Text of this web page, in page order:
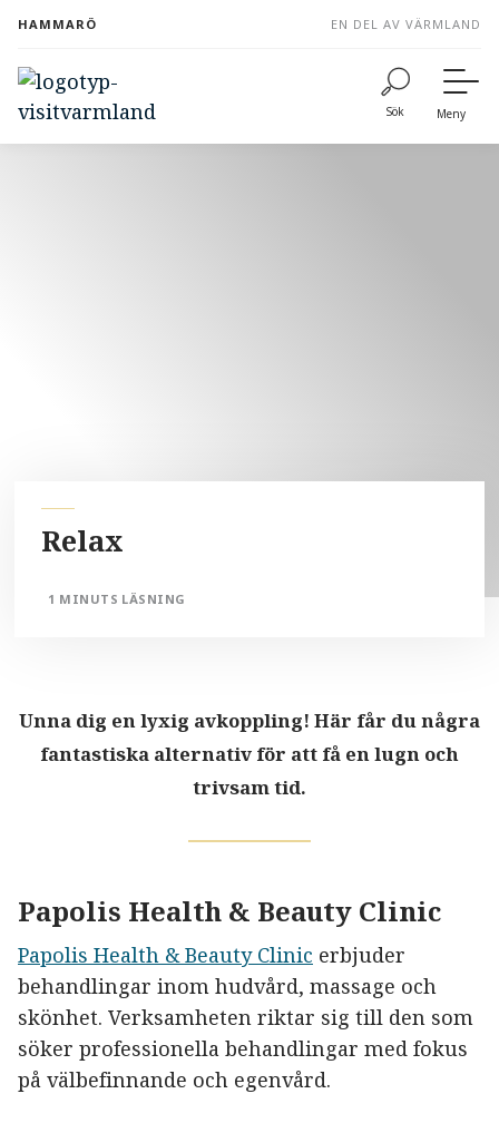
content
HAMMARÖ EN DEL AV VÄRMLAND
Sök Meny
Relax
1 MINUTS LÄSNING
Unna dig en lyxig avkoppling! Här får du några
fantastiska alternativ för att få en lugn och
trivsam tid.
Papolis Health & Beauty Clinic
Papolis Health & Beauty Clinic erbjuder
behandlingar inom hudvård, massage och
skönhet. Verksamheten riktar sig till den som
söker professionella behandlingar med fokus
på välbefinnande och egenvård.